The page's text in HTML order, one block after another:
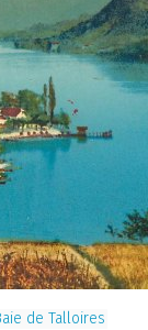
de Talloires